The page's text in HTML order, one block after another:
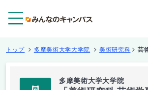
トップ 多摩美術大学大学院 美術研究科 芸
多摩美術大学大学院